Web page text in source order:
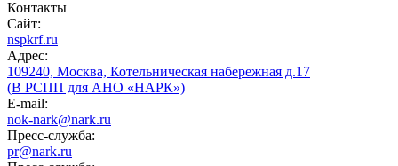
Контакты
Сайт:
nspkrf.ru
Адрес:
109240, Москва, Котельническая набережная д.17
(В РСПП для АНО «НАРК»)
E-mail:
nok-nark@nark.ru
Пресс-служба:
pr@nark.ru